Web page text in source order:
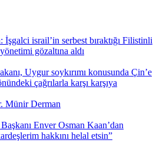
İşgalci israil’in serbest bıraktığı Filistinli
gözaltına aldı
Uygur soykırımı konusunda Çin’e
çağrılarla karşı karşıya
Münir Derman
Enver Osman Kaan’dan
hakkını helal etsin”